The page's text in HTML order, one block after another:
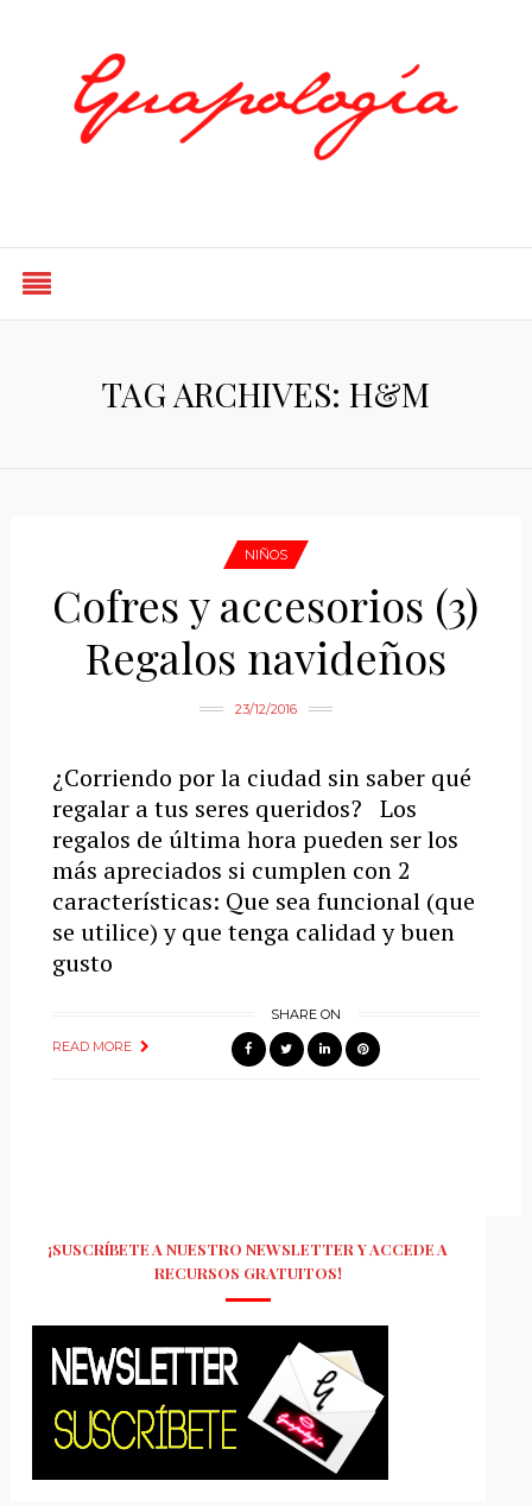
TAG ARCHIVES: H&M
NIÑOS
Cofres y accesorios (3)
Regalos navideños
23/12/2016
¿Corriendo por la ciudad sin saber qué
regalar a tus seres queridos? Los
regalos de última hora pueden ser los
más apreciados si cumplen con 2
características: Que sea funcional (que
se utilice) y que tenga calidad y buen
gusto
READ MORE
SHARE ON
¡SUSCRÍBETE A NUESTRO NEWSLETTER Y ACCEDE A
RECURSOS GRATUITOS!